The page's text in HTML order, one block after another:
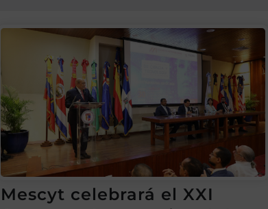
Mescyt celebrará el XXI